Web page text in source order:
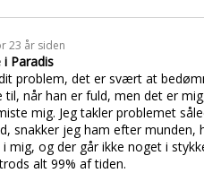
23 år siden
i Paradis
dit problem, det er svært at
til, når han er fuld, men det er
mig. Jeg takler problemet
snakker jeg ham efter
i mig, og der går ikke noget i
alt 99% af tiden.